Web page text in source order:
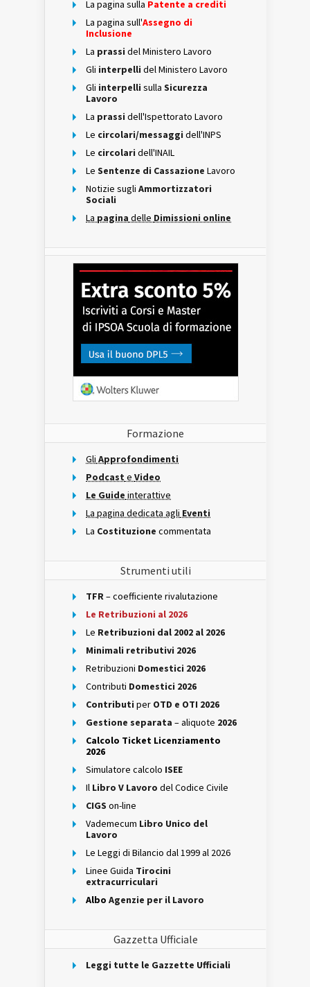
La pagina sulla Patente a crediti
La pagina sull'Assegno di
Inclusione
La prassi del Ministero Lavoro
Gli interpelli del Ministero Lavoro
Gli interpelli sulla Sicurezza
Lavoro
La prassi dell'Ispettorato Lavoro
Le circolari/messaggi dell'INPS
Le circolari dell'INAIL
Le Sentenze di Cassazione Lavoro
Notizie sugli Ammortizzatori
Sociali
La pagina delle Dimissioni online
Formazione
Gli Approfondimenti
Podcast e Video
Le Guide interattive
La pagina dedicata agli Eventi
La Costituzione commentata
Strumenti utili
TFR– coefficiente rivalutazione
Le Retribuzioni al 2026
Le Retribuzioni dal 2002 al 2026
Minimali retributivi 2026
Retribuzioni Domestici 2026
Contributi Domestici 2026
Contributi per OTD e OTI 2026
Gestione separata – aliquote 2026
Calcolo Ticket Licenziamento
2026
Simulatore calcolo ISEE
Il Libro V Lavoro del Codice Civile
CIGS on-line
Vademecum Libro Unico del
Lavoro
Le Leggi di Bilancio dal 1999 al 2026
Linee Guida Tirocini
extracurriculari
Albo Agenzie per il Lavoro
Gazzetta Ufficiale
Leggi tutte le Gazzette Ufficiali